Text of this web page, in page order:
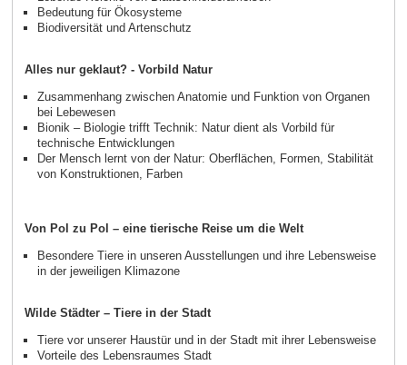
Bedeutung für Ökosysteme
Biodiversität und Artenschutz
Alles nur geklaut? - Vorbild Natur
Zusammenhang zwischen Anatomie und Funktion von Organen
bei Lebewesen
Bionik – Biologie trifft Technik: Natur dient als Vorbild für
technische Entwicklungen
Der Mensch lernt von der Natur: Oberflächen, Formen, Stabilität
von Konstruktionen, Farben
Von Pol zu Pol – eine tierische Reise um die Welt
Besondere Tiere in unseren Ausstellungen und ihre Lebensweise
in der jeweiligen Klimazone
Wilde Städter – Tiere in der Stadt
Tiere vor unserer Haustür und in der Stadt mit ihrer Lebensweise
Vorteile des Lebensraumes Stadt